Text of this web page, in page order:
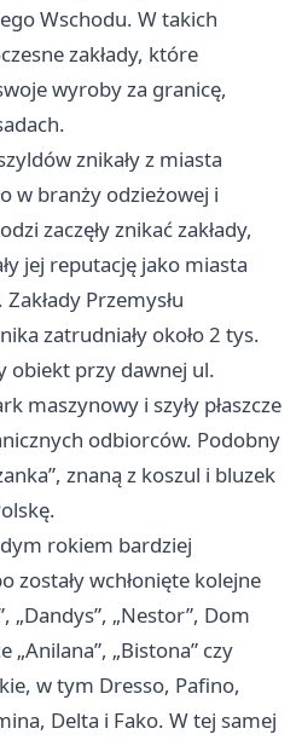
Wschodu. W takich
zakłady, które
wyroby za granicę,
znikały z miasta
w branży odzieżowej i
zaczęły znikać zakłady,
jej reputację jako miasta
Przemysłu
zatrudniały około 2 tys.
obiekt przy dawnej ul.
maszynowy i szyły płaszcze
odbiorców. Podobny
znaną z koszul i bluzek
rokiem bardziej
zostały wchłonięte kolejne
„Nestor”, Dom
„Anilana”, „Bistona” czy
w tym Dresso, Pafino,
Delta i Fako. W tej samej